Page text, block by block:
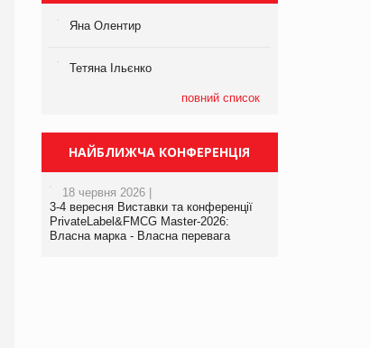
Яна Олентир
Тетяна Ільєнко
повний список
НАЙБЛИЖЧА КОНФЕРЕНЦІЯ
18 червня 2026 |
3-4 вересня Виставки та конференції
PrivateLabel&FMCG Master-2026:
Власна марка - Власна перевага